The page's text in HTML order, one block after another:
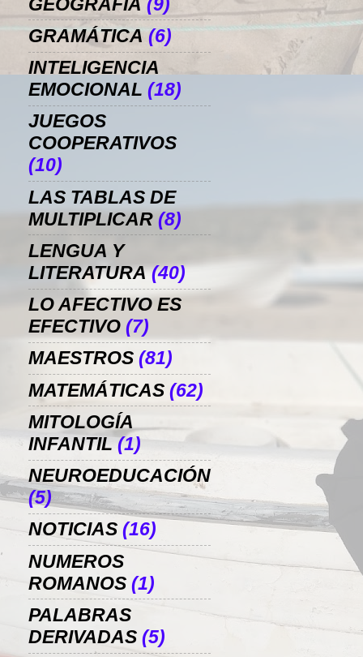
GEOGRAFÍA (9)
GRAMÁTICA (6)
INTELIGENCIA
EMOCIONAL (18)
JUEGOS
COOPERATIVOS
(10)
LAS TABLAS DE
MULTIPLICAR (8)
LENGUA Y
LITERATURA (40)
LO AFECTIVO ES
EFECTIVO (7)
MAESTROS (81)
MATEMÁTICAS (62)
MITOLOGÍA
INFANTIL (1)
NEUROEDUCACIÓN
(5)
NOTICIAS (16)
NUMEROS
ROMANOS (1)
PALABRAS
DERIVADAS (5)